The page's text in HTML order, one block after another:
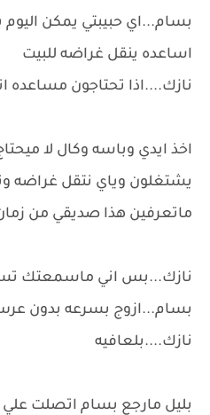
بسام...اي حبيبتي يمكن اليوم
اساعده ينقل غراضه للبيت
نازك....اذا تحتاجون مساعده
اخذ ايدي وباسه وكال لا ميحتاج
يشتغلون وياي نتقل غراضه
ماتعرفين هذا صديقي من
نازك...بس اني ماسمعتك
بسام...ازوج بسرعه بدون
نازك....بلعافيه
بليل مارجع بسام اتصلت